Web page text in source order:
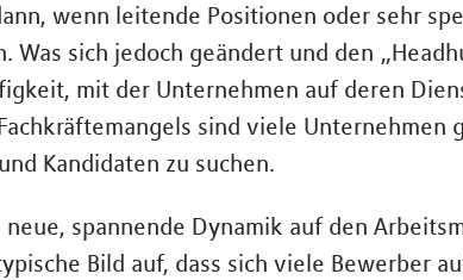
wenn leitende Positionen oder sehr
Was sich jedoch geändert und den
mit der Unternehmen auf deren
sind viele Unternehmen
Kandidaten zu suchen.
spannende Dynamik auf den
Bild auf, dass sich viele Bewerber